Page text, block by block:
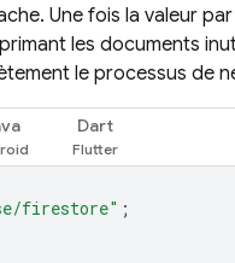
Une fois la valeur
les documents
le processus de
Dart
firestore" ;